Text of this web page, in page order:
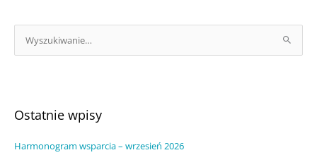
z
a
d
Ostatnie wpisy
Harmonogram wsparcia – wrzesień 2026
u